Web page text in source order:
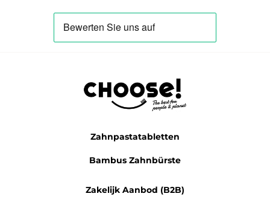
Zahnpastatabletten
Bambus Zahnbürste
Zakelijk Aanbod (B2B)